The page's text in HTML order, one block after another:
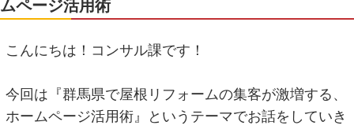
ムページ活用術
こんにちは！コンサル課です！
今回は『群馬県で屋根リフォームの集客が激増する、
ホームページ活用術』というテーマでお話をしていき